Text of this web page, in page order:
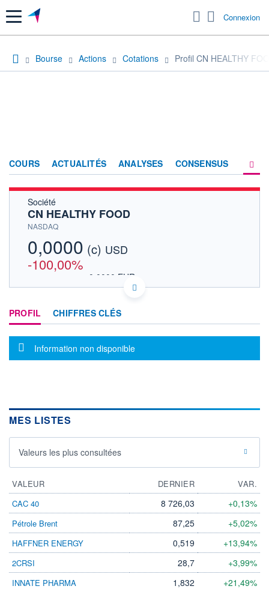
Menu Connexion
Bourse Actions Cotations Profil CN HEALTHY
COURS ACTUALITÉS ANALYSES CONSENSUS
Société
CN HEALTHY FOOD
NASDAQ
0,0000 (c) USD
-100,00%
0,0000 EUR
DONNÉES TEMPS DIFFÉRÉ
Politique d'exécution
OUVERTURE
0,0000 5,5100
LIMITE À LA
BAISSE
0,0000 0,0000
RENDEMENT
-
PER ESTIMÉ
DERNIER
ÉCHANGE
-
Boursobank
PROFIL CHIFFRES CLÉS
Message d'information
Information non disponible
MES LISTES
Valeurs les plus consultées
VALEUR DERNIER
VAR.
CAC 40
8 726,03 +0,13%
Pétrole Brent 87,25 +5,02%
HAFFNER ENERGY 0,519 +13,94%
2CRSI 28,7 +3,99%
INNATE PHARMA 1,832 +21,49%